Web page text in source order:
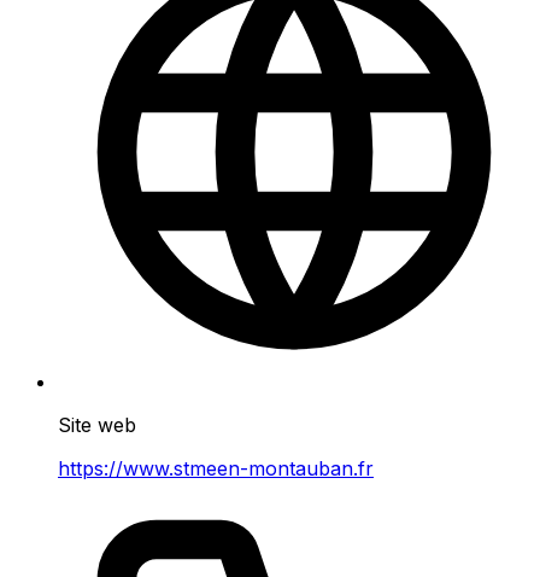
Site web
https://www.stmeen-montauban.fr